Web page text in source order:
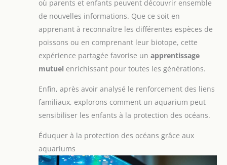
où parents et enfants peuvent découvrir ensemble
de nouvelles informations. Que ce soit en
apprenant à reconnaître les différentes espèces de
poissons ou en comprenant leur biotope, cette
expérience partagée favorise un apprentissage
mutuel enrichissant pour toutes les générations.
Enfin, après avoir analysé le renforcement des liens
familiaux, explorons comment un aquarium peut
sensibiliser les enfants à la protection des océans.
Éduquer à la protection des océans grâce aux
aquariums